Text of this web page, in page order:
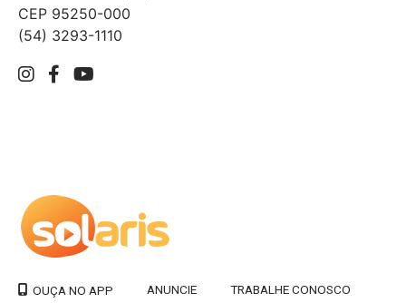
CEP 95250-000
(54) 3293-1110
OUÇA NO APP ANUNCIE TRABALHE CONOSCO